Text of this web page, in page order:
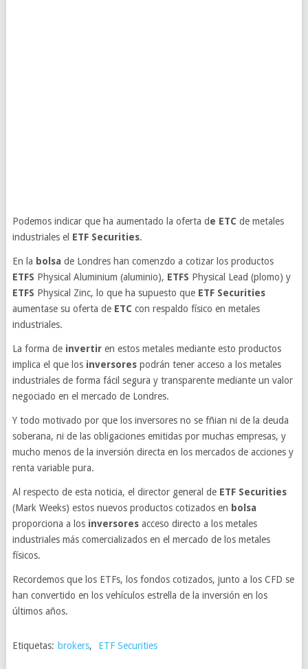
Podemos indicar que ha aumentado la oferta de ETC de metales
industriales el ETF Securities.
En la bolsa de Londres han comenzdo a cotizar los productos
ETFS Physical Aluminium (aluminio), ETFS Physical Lead (plomo) y
ETFS Physical Zinc, lo que ha supuesto queETF Securities
aumentase su oferta deETC con respaldo físico en metales
industriales.
La forma deinvertiren estos metales mediante esto productos
implica el que losinversorespodrán tener acceso a los metales
industriales de forma fácil segura y transparente mediante un valor
negociado en el mercado de Londres.
Y todo motivado por que los inversores no se fñian ni de la deuda
soberana, ni de las obligaciones emitidas por muchas empresas, y
mucho menos de la inversión directa en los mercados de acciones y
renta variable pura.
Al respecto de esta noticia, el director general deETF Securities
(Mark Weeks) estos nuevos productos cotizados en bolsa
proporciona a los inversoresacceso directo a los metales
industriales más comercializados en el mercado de los metales
físicos.
Recordemos que los ETFs, los fondos cotizados, junto a los CFD se
han convertido en los vehículos estrella de la inversión en los
últimos años.
Etiquetas: brokers, ETF Securities